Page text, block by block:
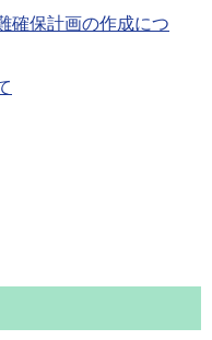
確保計画の作成につ